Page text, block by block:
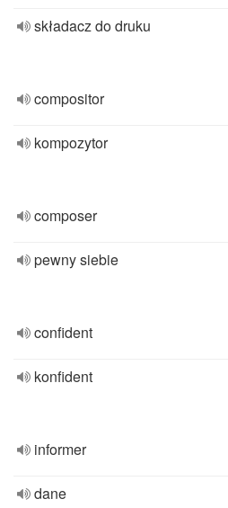
składacz do druku
compositor
kompozytor
composer
pewny siebie
confident
konfident
informer
dane